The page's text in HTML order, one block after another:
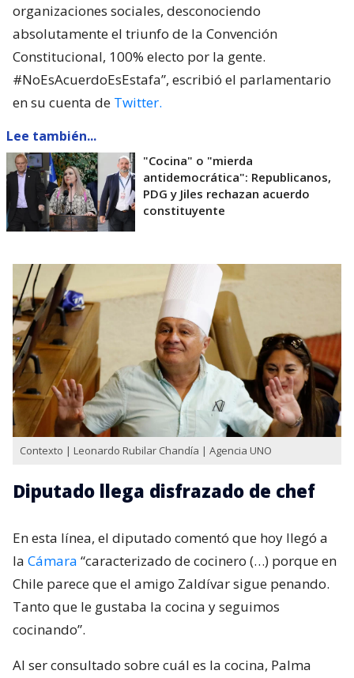
organizaciones sociales, desconociendo
absolutamente el triunfo de la Convención
Constitucional, 100% electo por la gente.
#NoEsAcuerdoEsEstafa”, escribió el parlamentario
en su cuenta de Twitter.
Lee también...
"Cocina" o "mierda
antidemocrática": Republicanos,
PDG y Jiles rechazan acuerdo
constituyente
Contexto | Leonardo Rubilar Chandía | Agencia UNO
Diputado llega disfrazado de chef
En esta línea, el diputado comentó que hoy llegó a
la Cámara “caracterizado de cocinero (…) porque en
Chile parece que el amigo Zaldívar sigue penando.
Tanto que le gustaba la cocina y seguimos
cocinando”.
Al ser consultado sobre cuál es la cocina, Palma